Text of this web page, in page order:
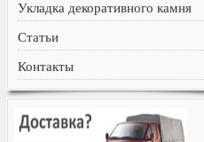
Укладка декоративного камня
Статьи
Контакты